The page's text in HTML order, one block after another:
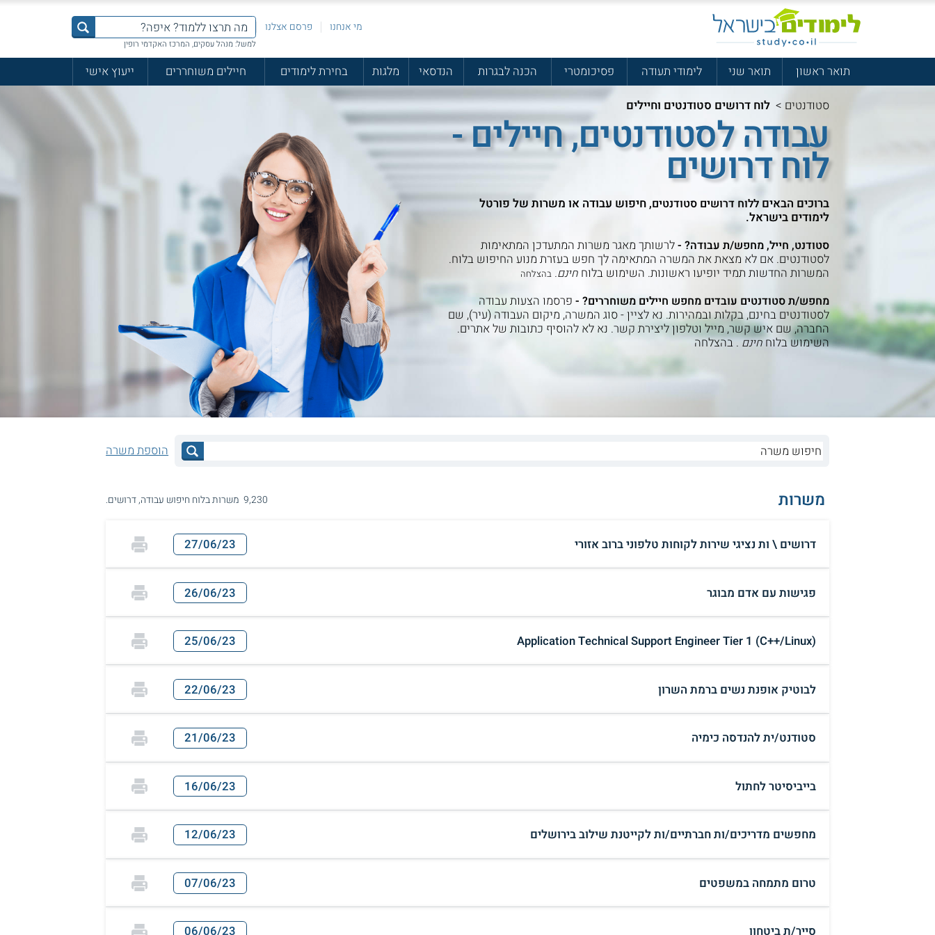
מי אנחנו פרסם אצלנו
למשל: מנהל עסקים, המרכז האקדמי רופין
תואר ראשון תואר שני לימודי תעודה פסיכומטרי הכנה לבגרות הנדסאי מלגות בחירת לימודים חיילים משוחררים
ייעוץ אישי
סטודנטים > לוח דרושים סטודנטים וחיילים
עבודה לסטודנטים, חיילים -
לוח דרושים
ברוכים הבאיםללוח דרושים סטודנטים, חיפוש עבודה או משרות של פורטל
לימודים בישראל.
סטודנט, חייל, מחפש/ת עבודה? -לרשותך מאגר משרות המתעדכן המתאימות
לסטודנטים. אם לא מצאת את המשרה המתאימה לך חפש בעזרת מנוע החיפוש בלוח.
המשרות החדשות תמיד יופיעו ראשונות. השימוש בלוחחינם.בהצלחה
מחפש/ת סטודנטים עובדים מחפש חיילים משוחררים? - פרסמו הצעות עבודה
לסטודנטים בחינם, בקלות ובמהירות. נא לציין - סוג המשרה, מיקום העבודה (עיר), שם
החברה, שם איש קשר, מייל וטלפון ליצירת קשר. נא לא להוסיף כתובות של אתרים.
השימוש בלוחחינם. בהצלחה
הוספת משרה
משרות 9,230 משרות בלוח חיפוש עבודה, דרושים.
דרושים \ ות נציגי שירות לקוחות טלפוני ברוב אזורי 27/06/23
פגישות עם אדם מבוגר 26/06/23
Application Technical Support Engineer Tier 1 (C++/Linux)
25/06/23
לבוטיק אופנת נשים ברמת השרון 22/06/23
סטודנט/ית להנדסה כימיה 21/06/23
בייביסיטר לחתול 16/06/23
מחפשים מדריכים/ות חברתיים/ות לקייטנת שילוב בירושלים 12/06/23
טרום מתמחה במשפטים 07/06/23
סייר/ת ביטחון 06/06/23